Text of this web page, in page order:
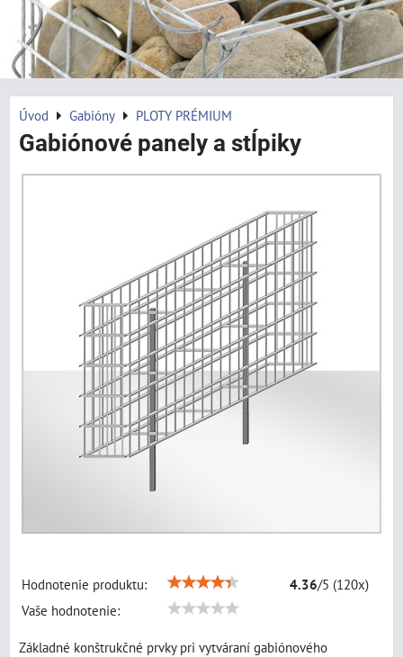
Úvod Gabióny PLOTY PRÉMIUM
Gabiónové panely a stĺpiky
Hodnotenie produktu: 4.36/5 (120x)
Vaše hodnotenie:
Základné konštrukčné prvky pri vytváraní gabiónového